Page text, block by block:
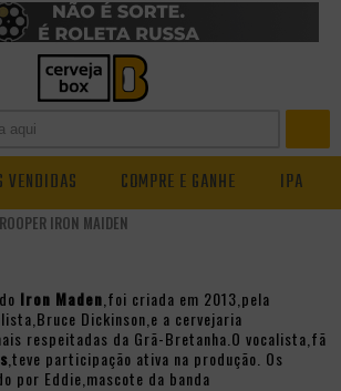
VENDIDAS COMPRE E GANHE IPA
IRON MAIDEN
Iron Maden ,foi criada em 2013,pela
Dickinson,e a cervejaria
respeitadas da Grã-Bretanha.O vocalista,fã
,teve participação ativa na produção. Os
por Eddie,mascote da banda